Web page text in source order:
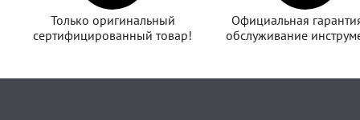
Только оригинальный
сертифицированный товар!
Официальная
обслуживание